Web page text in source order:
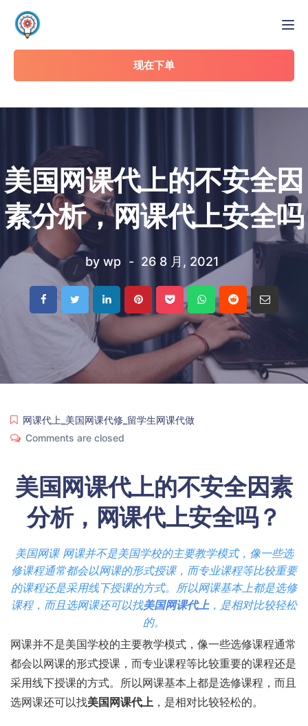
现在下单
美国网课代上的不安全因
素分析，网课代上安全吗
by wp 26 8 月, 2021
网课代上_美国网课代修_留学生网课代做
Comments are closed
美国网课代上的不安全因素
分析，网课代上安全吗？
美国网课 网课并不是美国学校的主要教学模式，像一些选
修课程通常都会以网课的形式授课，而专业课程等比较重要
的课程还是采用线下授课的方式。所以网课基本上都是选修
课程，而且选网课还可以找美国网课代上，是相对比较轻松
的。
网课并不是美国学校的主要教学模式，像一些选修课程通常
都会以网课的形式授课，而专业课程等比较重要的课程还是
采用线下授课的方式。所以网课基本上都是选修课程，而且
选网课还可以找美国网课代上 ，是相对比较轻松的。